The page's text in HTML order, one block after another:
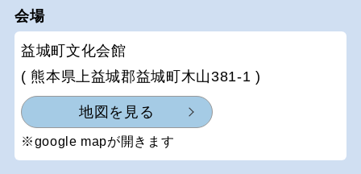
会場
益城町文化会館
( 熊本県上益城郡益城町木山381-1 )
地図を見る
※google mapが開きます